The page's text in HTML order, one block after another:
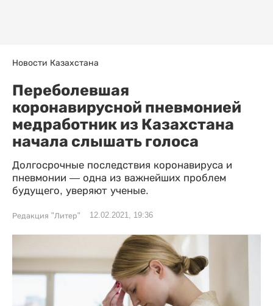
Новости Казахстана
Переболевшая
коронавирусной пневмонией
медработник из Казахстана
начала слышать голоса
Долгосрочные последствия коронавируса и
пневмонии — одна из важнейших проблем
будущего, уверяют ученые.
Редакция "Литер" 12.02.2021, 19:36